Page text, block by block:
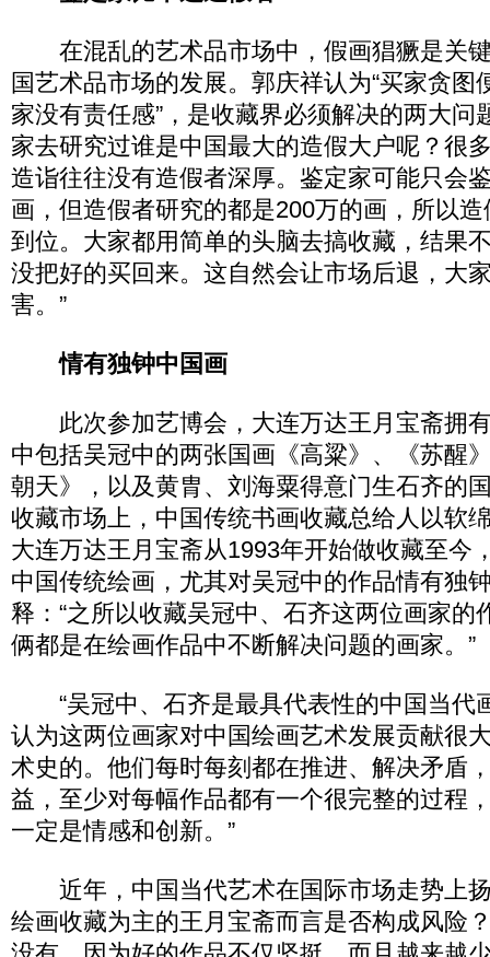
在混乱的艺术品市场中，假画猖獗是关
国艺术品市场的发展。郭庆祥认为“买家贪图
家没有责任感”，是收藏界必须解决的两大问
家去研究过谁是中国最大的造假大户呢？很
造诣往往没有造假者深厚。鉴定家可能只会
画，但造假者研究的都是200万的画，所以
到位。大家都用简单的头脑去搞收藏，结果
没把好的买回来。这自然会让市场后退，大
害。”
情有独钟中国画
此次参加艺博会，大连万达王月宝斋拥
中包括吴冠中的两张国画《高粱》、《苏醒
朝天》，以及黄胄、刘海粟得意门生石齐的
收藏市场上，中国传统书画收藏总给人以软
大连万达王月宝斋从1993年开始做收藏至今
中国传统绘画，尤其对吴冠中的作品情有独
释：“之所以收藏吴冠中、石齐这两位画家的
俩都是在绘画作品中不断解决问题的画家。”
“吴冠中、石齐是最具代表性的中国当代
认为这两位画家对中国绘画艺术发展贡献很
术史的。他们每时每刻都在推进、解决矛盾
益，至少对每幅作品都有一个很完整的过程
一定是情感和创新。”
近年，中国当代艺术在国际市场走势上
绘画收藏为主的王月宝斋而言是否构成风险